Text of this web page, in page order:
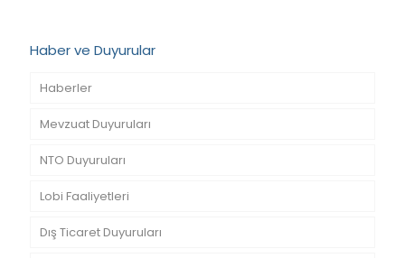
Haber ve Duyurular
Haberler
Mevzuat Duyuruları
NTO Duyuruları
Lobi Faaliyetleri
Dış Ticaret Duyuruları